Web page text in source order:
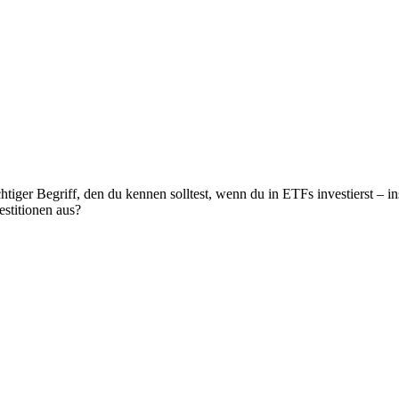
Begriff, den du kennen solltest, wenn du in ETFs investierst –
aus?